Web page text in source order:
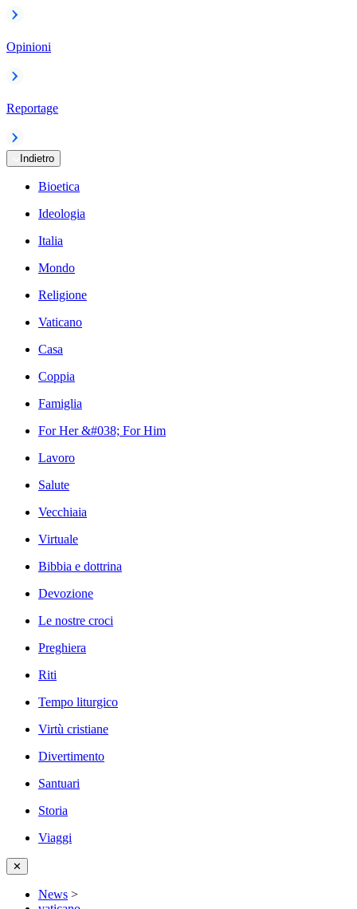
Opinioni
Reportage
Indietro
Bioetica
Ideologia
Italia
Mondo
Religione
Vaticano
Casa
Coppia
Famiglia
For Her &#038; For Him
Lavoro
Salute
Vecchiaia
Virtuale
Bibbia e dottrina
Devozione
Le nostre croci
Preghiera
Riti
Tempo liturgico
Virtù cristiane
Divertimento
Santuari
Storia
Viaggi
✕
News >